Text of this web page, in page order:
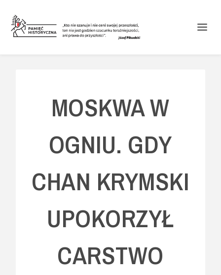
MOSKWA W
OGNIU. GDY
CHAN KRYMSKI
UPOKORZYŁ
CARSTWO